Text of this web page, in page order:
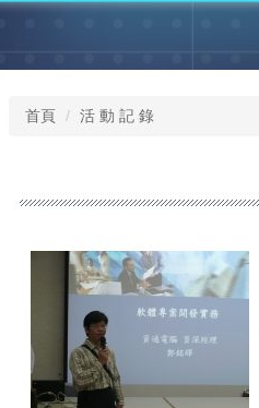
首頁 活 動 記 錄